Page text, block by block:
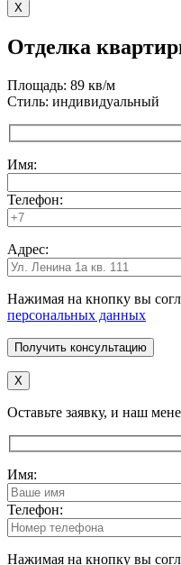
X
Отделка
Площадь: 89 кв/м
Стиль: индивидуальный
Имя:
Телефон:
Адрес:
Нажимая на кнопку вы
персональных данных
X
Оставьте заявку, и наш
Имя:
Телефон:
Нажимая на кнопку вы